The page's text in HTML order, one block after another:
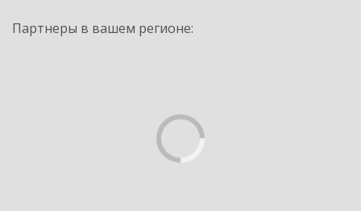
Партнеры в вашем регионе: